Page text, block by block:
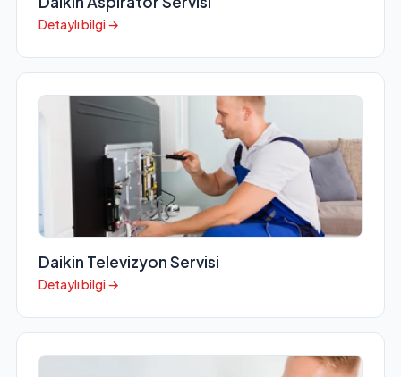
Detaylı bilgi →
Daikin Televizyon Servisi
Detaylı bilgi →